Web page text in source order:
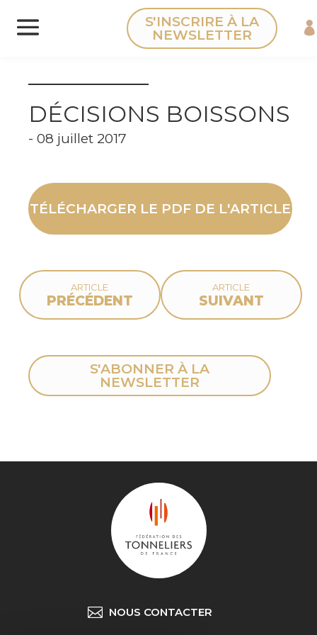
Panneau de gestion des cookies
S'INSCRIRE À LA
NEWSLETTER
DÉCISIONS BOISSONS
- 08 juillet 2017
TÉLÉCHARGER LE PDF DE L'ARTICLE
ARTICLE
PRÉCÉDENT
ARTICLE
SUIVANT
S'ABONNER À LA
NEWSLETTER
NOUS CONTACTER